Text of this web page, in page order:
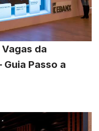
da
Passo a